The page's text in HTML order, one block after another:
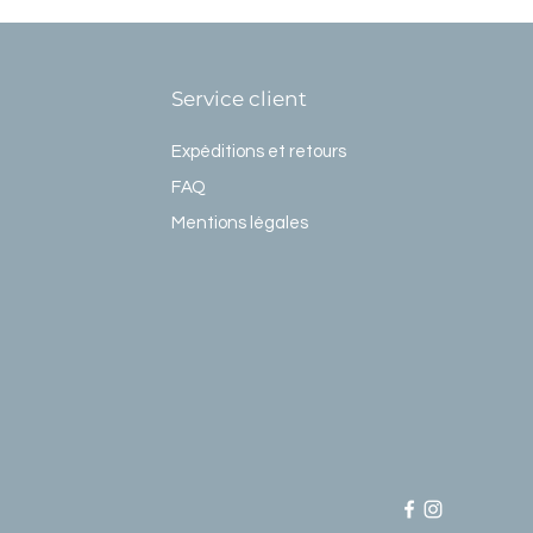
Service client
Expéditions et retours
FAQ
Mentions légales